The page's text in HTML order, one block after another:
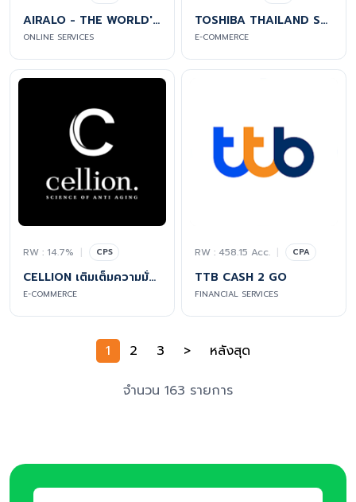
AIRALO - THE WORLD'S FIRST ESIM STORE
ONLINE SERVICES
TOSHIBA THAILAND SHOPPING
E-COMMERCE
RW : 14.7% | CPS
CELLION เติมเต็มความมั่นใจ ในทุกจังหวะชีวิต
E-COMMERCE
RW : 458.15 Acc. | CPA
TTB CASH 2 GO
FINANCIAL SERVICES
1 2 3 > หลังสุด
จำนวน 163 รายการ